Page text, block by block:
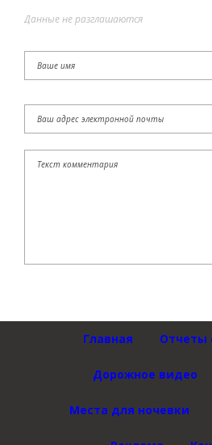
Данные не разглашаются
Главная Отчеты
Дорожное видео
Места для ночевки